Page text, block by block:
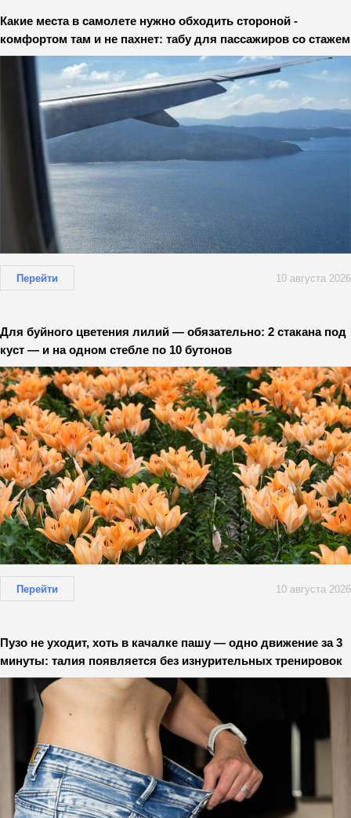
Какие места в самолете нужно обходить стороной -
комфортом там и не пахнет: табу для пассажиров со стажем
Перейти 10 августа 2026
Для буйного цветения лилий — обязательно: 2 стакана под
куст — и на одном стебле по 10 бутонов
Перейти 10 августа 2026
Пузо не уходит, хоть в качалке пашу — одно движение за 3
минуты: талия появляется без изнурительных тренировок